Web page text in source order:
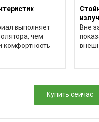
выполняет
чем
комфортность
Вне
Купить сейчас